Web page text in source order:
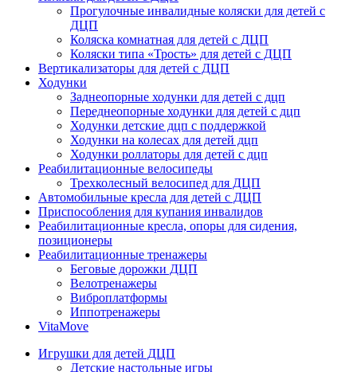
Прогулочные инвалидные коляски для детей с
ДЦП
Коляска комнатная для детей с ДЦП
Коляски типа «Трость» для детей с ДЦП
Вертикализаторы для детей с ДЦП
Ходунки
Заднеопорные ходунки для детей с дцп
Переднеопорные ходунки для детей с дцп
Ходунки детские дцп с поддержкой
Ходунки на колесах для детей дцп
Ходунки роллаторы для детей с дцп
Реабилитационные велосипеды
Трехколесный велосипед для ДЦП
Автомобильные кресла для детей с ДЦП
Приспособления для купания инвалидов
Реабилитационные кресла, опоры для сидения,
позиционеры
Реабилитационные тренажеры
Беговые дорожки ДЦП
Велотренажеры
Виброплатформы
Иппотренажеры
VitaMove
Игрушки для детей ДЦП
Детские настольные игры